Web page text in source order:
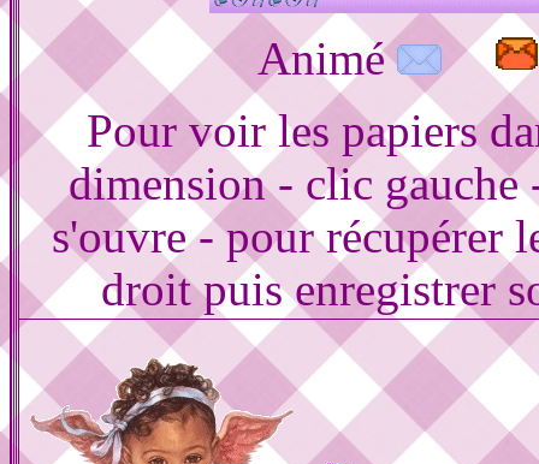
Animé
Pour voir les papiers
dimension - clic gauche
s'ouvre - pour récupérer
droit puis enregistrer